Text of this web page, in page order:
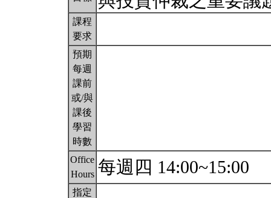
課程
要求
預期
每週
課前
或/與
課後
學習
時數
Office
Hours 每週四 14:00~15:00
指定